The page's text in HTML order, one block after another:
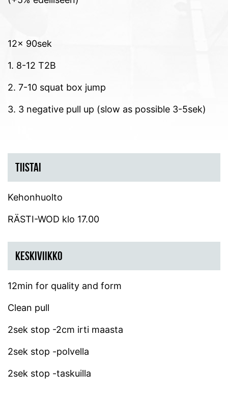
12x 90sek
1. 8-12 T2B
2. 7-10 squat box jump
3. 3 negative pull up (slow as possible 3-5sek)
TIISTAI
Kehonhuolto
RÄSTI-WOD klo 17.00
KESKIVIIKKO
12min for quality and form
Clean pull
2sek stop -2cm irti maasta
2sek stop -polvella
2sek stop -taskuilla